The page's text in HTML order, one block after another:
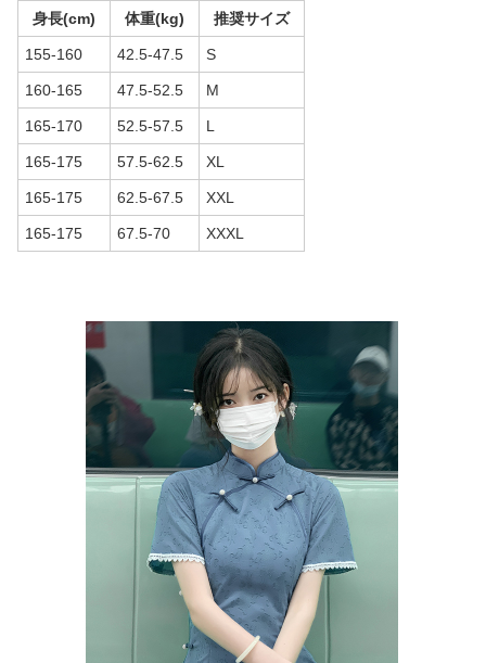
身長(cm) 体重(kg) 推奨サイズ
155-160 42.5-47.5 S
160-165 47.5-52.5 M
165-170 52.5-57.5 L
165-175 57.5-62.5 XL
165-175 62.5-67.5 XXL
165-175 67.5-70 XXXL